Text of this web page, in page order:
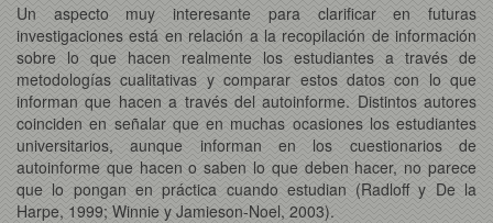
Un aspecto muy interesante para clarificar en futuras
investigaciones está en relación a la recopilación de información
sobre lo que hacen realmente los estudiantes a través de
metodologías cualitativas y comparar estos datos con lo que
informan que hacen a través del autoinforme. Distintos autores
coinciden en señalar que en muchas ocasiones los estudiantes
universitarios, aunque informan en los cuestionarios de
autoinforme que hacen o saben lo que deben hacer, no parece
que lo pongan en práctica cuando estudian (Radloff y De la
Harpe, 1999; Winnie y Jamieson-Noel, 2003).